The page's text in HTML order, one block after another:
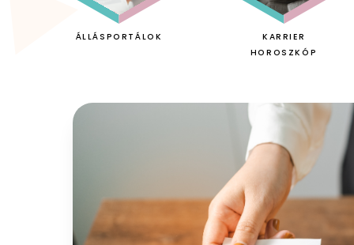
ÁLLÁSPORTÁLOK
KARRIER
HOROSZKÓP